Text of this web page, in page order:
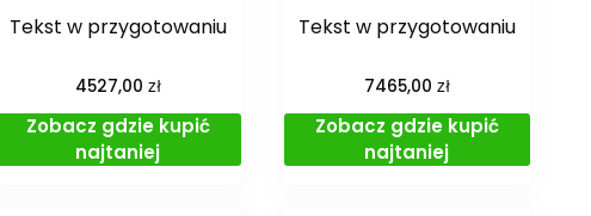
Tekst w przygotowaniu
4527,00 zł
Zobacz gdzie kupić
najtaniej
Tekst w przygotowaniu
7465,00 zł
Zobacz gdzie kupić
najtaniej